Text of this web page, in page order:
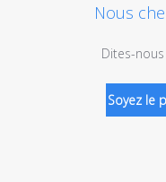
Nous
Dites-
Soyez le